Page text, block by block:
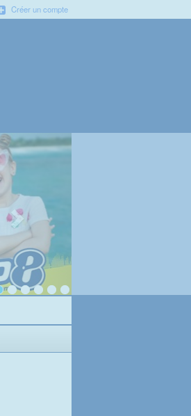
Créer un compte